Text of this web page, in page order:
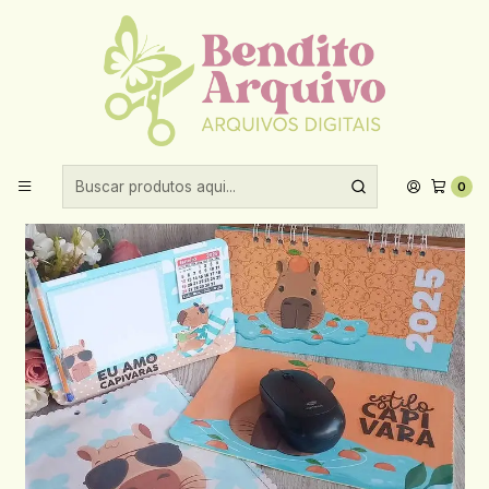
0
Aproveite 10% de desconto ao comprar acima de R$30,00!
Arquivos de corte Arquivo Capivara Pack Printables